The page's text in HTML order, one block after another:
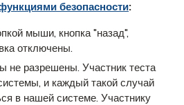
безопасности:
мыши, кнопка "назад",
отключены.
не разрешены. Участник теста
и каждый такой случай
в нашей системе. Участнику